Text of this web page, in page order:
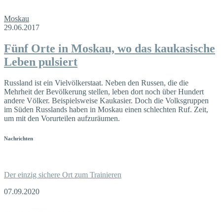
Moskau
29.06.2017
Fünf Orte in Moskau, wo das kaukasische
Leben pulsiert
Russland ist ein Vielvölkerstaat. Neben den Russen, die die
Mehrheit der Bevölkerung stellen, leben dort noch über Hundert
andere Völker. Beispielsweise Kaukasier. Doch die Volksgruppen
im Süden Russlands haben in Moskau einen schlechten Ruf. Zeit,
um mit den Vorurteilen aufzuräumen.
Nachrichten
Der einzig sichere Ort zum Trainieren
07.09.2020